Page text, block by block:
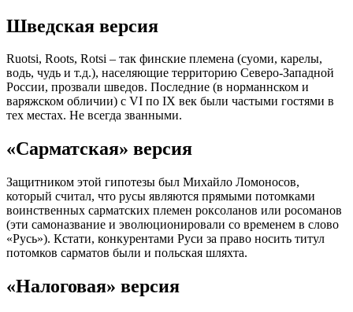
Шведская версия
Ruotsi, Roots, Rotsi – так финские племена (суоми, карелы,
водь, чудь и т.д.), населяющие территорию Северо-Западной
России, прозвали шведов. Последние (в норманнском и
варяжском обличии) с VI по IX век были частыми гостями в
тех местах. Не всегда званными.
«Сарматская» версия
Защитником этой гипотезы был Михайло Ломоносов,
который считал, что русы являются прямыми потомками
воинственных сарматских племен роксоланов или росоманов
(эти самоназвание и эволюционировали со временем в слово
«Русь»). Кстати, конкурентами Руси за право носить титул
потомков сарматов были и польская шляхта.
«Налоговая» версия